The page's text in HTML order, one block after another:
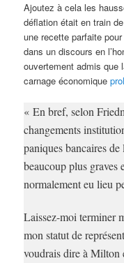
Ajoutez à cela les
déflation était en train
une recette parfaite
dans un discours en
ouvertement admis que
carnage économique
« En bref, selon
changements
paniques bancaires
beaucoup plus graves
normalement eu lieu
Laissez-moi terminer
mon statut de
voudrais dire à Milton